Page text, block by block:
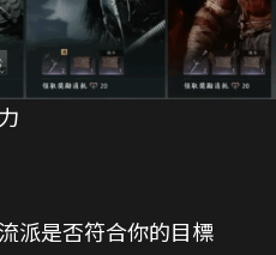
派是否符合你的目標